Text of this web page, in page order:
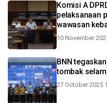
Komisi A
pelaksanaan
wawasan
10 November
BNN
tombak
27 October 2025